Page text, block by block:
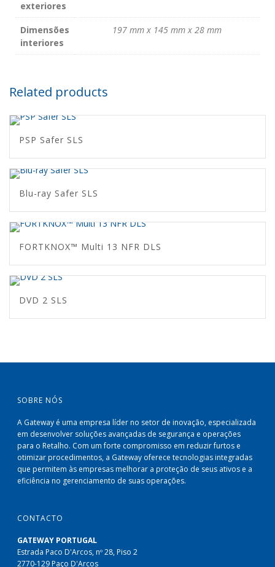
exteriores
Dimensões
interiores
197 mm x 145 mm x 28 mm
Related products
PSP Safer SLS
Blu-ray Safer SLS
FORTKNOX™ Multi 13 NFR DLS
DVD 2 SLS
SOBRE NÓS
A Gateway é uma empresa líder no setor de inovação, especializada
em desenvolver soluções avançadas de segurança e operações
para o Retalho. Com um forte compromisso em reduzir furtos e
otimizar procedimentos, a Gateway oferece tecnologias integradas
que permitem às empresas melhorar a proteção de seus ativos e a
eficiência no gerenciamento de suas operações.
CONTACTO
GATEWAY PORTUGAL
Estrada Paco D'Arcos, nº 28, Piso 2
2770-129 Paço D'Arcos